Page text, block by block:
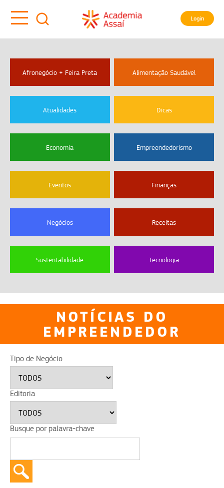
Login
Afronegócio + Feira Preta Alimentação Saudável
Atualidades Dicas
Economia Empreendedorismo
Eventos Finanças
Negócios Receitas
Sustentabilidade Tecnologia
NOTÍCIAS DO
EMPREENDEDOR
Tipo de Negócio
Editoria
Busque por palavra-chave